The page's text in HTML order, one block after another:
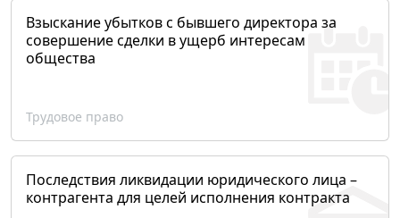
Взыскание убытков с бывшего директора за
совершение сделки в ущерб интересам
общества
Трудовое право
Последствия ликвидации юридического лица –
контрагента для целей исполнения контракта